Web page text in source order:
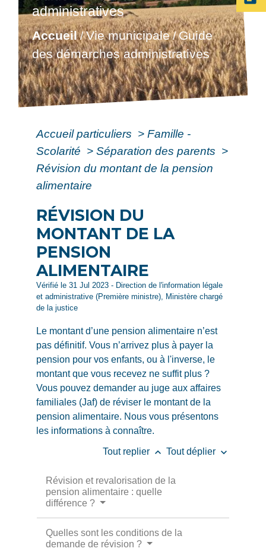
administratives
Accueil/Vie municipale/Guide
des démarches administratives
Accueil particuliers > Famille -
Scolarité > Séparation des parents >
Révision du montant de la pension
alimentaire
RÉVISION DU
MONTANT DE LA
PENSION
ALIMENTAIRE
Vérifié le 31 Jul 2023 - Direction de l'information légale
et administrative (Première ministre), Ministère chargé
de la justice
Le montant d’une pension alimentaire n’est
pas définitif. Vous n’arrivez plus à payer la
pension pour vos enfants, ou à l'inverse, le
montant que vous recevez ne suffit plus ?
Vous pouvez demander au juge aux affaires
familiales (Jaf) de réviser le montant de la
pension alimentaire. Nous vous présentons
les informations à connaître.
Tout replier keyboard_arrow_up Tout déplier keyboard_arrow_down
Révision et revalorisation de la
pension alimentaire : quelle
différence ?
Quelles sont les conditions de la
demande de révision ?